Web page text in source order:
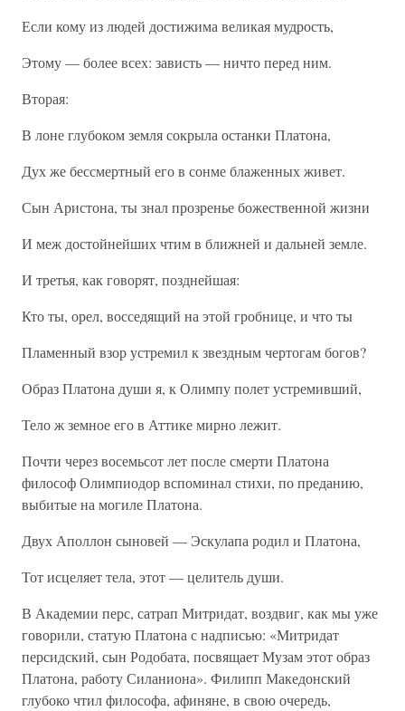
Если кому из людей достижима великая мудрость,
Этому — более всех: зависть — ничто перед ним.
Вторая:
В лоне глубоком земля сокрыла останки Платона,
Дух же бессмертный его в сонме блаженных живет.
Сын Аристона, ты знал прозренье божественной жизни
И меж достойнейших чтим в ближней и дальней земле.
И третья, как говорят, позднейшая:
Кто ты, орел, восседящий на этой гробнице, и что ты
Пламенный взор устремил к звездным чертогам богов?
Образ Платона души я, к Олимпу полет устремивший,
Тело ж земное его в Аттике мирно лежит.
Почти через восемьсот лет после смерти Платона
философ Олимпиодор вспоминал стихи, по преданию,
выбитые на могиле Платона.
Двух Аполлон сыновей — Эскулапа родил и Платона,
Тот исцеляет тела, этот — целитель души.
В Академии перс, сатрап Митридат, воздвиг, как мы уже
говорили, статую Платона с надписью: «Митридат
персидский, сын Родобата, посвящает Музам этот образ
Платона, работу Силаниона». Филипп Македонский
глубоко чтил философа, афиняне, в свою очередь,